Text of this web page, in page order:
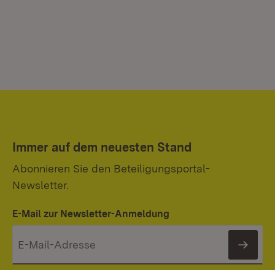
Immer auf dem neuesten Stand
Abonnieren Sie den Beteiligungsportal-
Newsletter.
E-Mail zur Newsletter-Anmeldung